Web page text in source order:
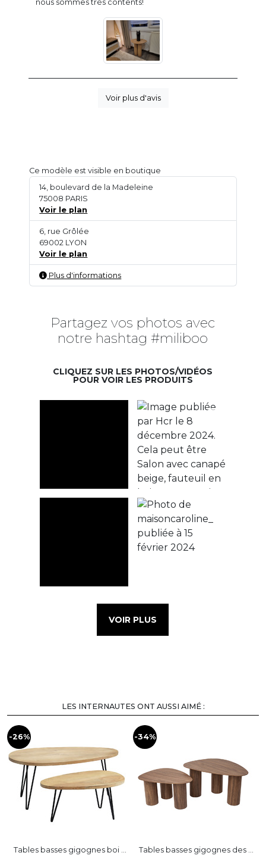
nous sommes très contents!
Voir plus d'avis
Ce modèle est visible en boutique
14, boulevard de la Madeleine
75008 PARIS
Voir le plan
6, rue Grôlée
69002 LYON
Voir le plan
Plus d'informations
Partagez vos photos avec
notre hashtag #miliboo
CLIQUEZ SUR LES PHOTOS/VIDÉOS
POUR VOIR LES PRODUITS
VOIR PLUS
LES INTERNAUTES ONT AUSSI AIMÉ :
-26%
Tables basses gigognes boi ...
-34%
Tables basses gigognes des ...